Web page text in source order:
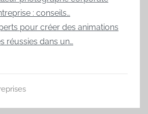
: conseils…
pour créer des animations
réussies dans un…